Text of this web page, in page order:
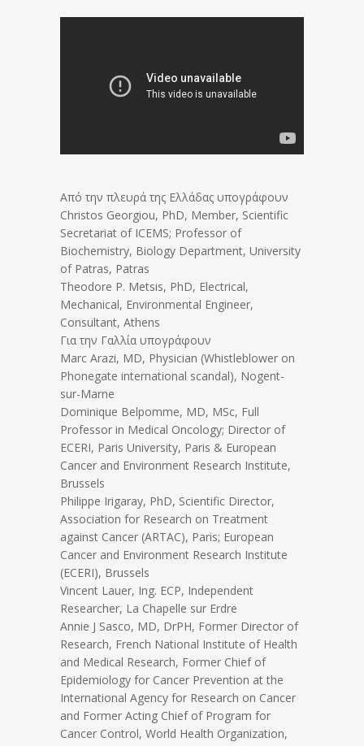
Από την πλευρά της Ελλάδας υπογράφουν
Christos Georgiou, PhD, Member, Scientific
Secretariat of ICEMS; Professor of
Biochemistry, Biology Department, University
of Patras, Patras
Theodore P. Metsis, PhD, Electrical,
Mechanical, Environmental Engineer,
Consultant, Athens
Για την Γαλλία υπογράφουν
Marc Arazi, MD, Physician (Whistleblower on
Phonegate international scandal), Nogent-
sur-Marne
Dominique Belpomme, MD, MSc, Full
Professor in Medical Oncology; Director of
ECERI, Paris University, Paris & European
Cancer and Environment Research Institute,
Brussels
Philippe Irigaray, PhD, Scientific Director,
Association for Research on Treatment
against Cancer (ARTAC), Paris; European
Cancer and Environment Research Institute
(ECERI), Brussels
Vincent Lauer, Ing. ECP, Independent
Researcher, La Chapelle sur Erdre
Annie J Sasco, MD, DrPH, Former Director of
Research, French National Institute of Health
and Medical Research, Former Chief of
Epidemiology for Cancer Prevention at the
International Agency for Research on Cancer
and Former Acting Chief of Program for
Cancer Control, World Health Organization,